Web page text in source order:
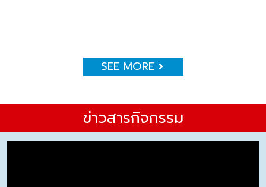
SEE MORE
ข่าวสารกิจกรรม